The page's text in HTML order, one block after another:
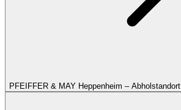
PFEIFFER & MAY Heppenheim – Abholstandort